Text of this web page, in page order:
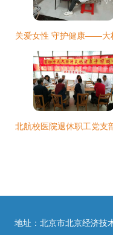
地址：北京市北京经济技